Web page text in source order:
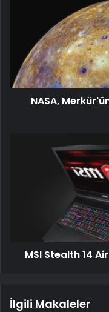
NASA,
MSI Stealth 14
İlgili Makaleler